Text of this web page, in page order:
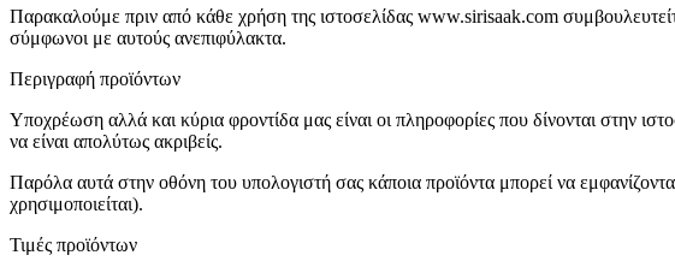
Παρακαλούμε πριν από κάθε χρήση της ιστοσελίδας www.sirisaak.com
σύμφωνοι με αυτούς ανεπιφύλακτα.
Περιγραφή προϊόντων
Υποχρέωση αλλά και κύρια φροντίδα μας είναι οι πληροφορίες που δίνονται στην
να είναι απολύτως ακριβείς.
Παρόλα αυτά στην οθόνη του υπολογιστή σας κάποια προϊόντα μπορεί να
χρησιμοποιείται).
Τιμές προϊόντων